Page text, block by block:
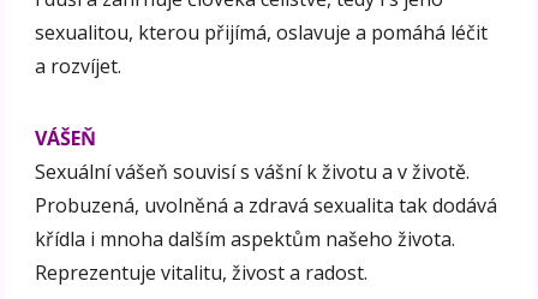
sexualitou, kterou přijímá, oslavuje a pomáhá léčit
a rozvíjet.
VÁŠEŇ
Sexuální vášeň souvisí s vášní k životu a v životě.
Probuzená, uvolněná a zdravá sexualita tak dodává
křídla i mnoha dalším aspektům našeho života.
Reprezentuje vitalitu, živost a radost.